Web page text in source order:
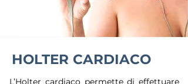
HOLTER CARDIACO
L’Holter cardiaco permette di effettuare